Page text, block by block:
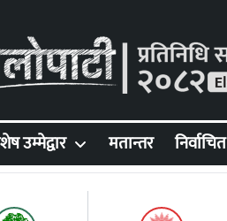
उम्मेद्वार मतान्तर निर्वाचित